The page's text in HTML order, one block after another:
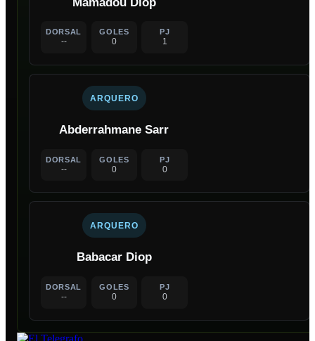
DORSAL
--
GOLES
0
PJ
1
ARQUERO
Abderrahmane Sarr
DORSAL
--
GOLES
0
PJ
0
ARQUERO
Babacar Diop
DORSAL
--
GOLES
0
PJ
0